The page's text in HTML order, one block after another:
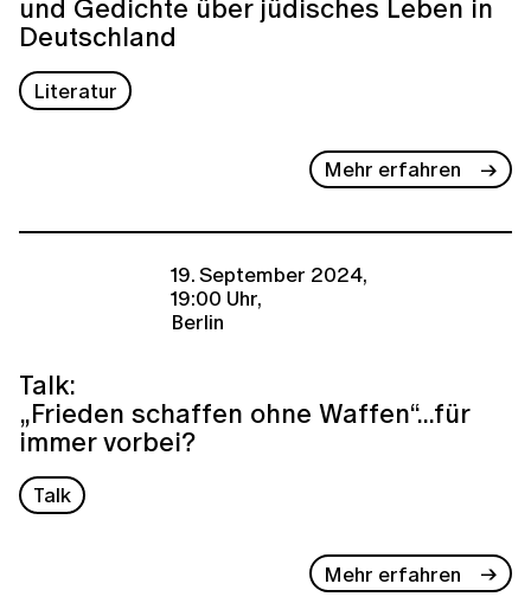
und Gedichte über jüdisches Leben in
Deutschland
Literatur
Mehr erfahren
19. September 2024,
19:00 Uhr,
Berlin
Talk:
„Frieden schaffen ohne Waffen“...für
immer vorbei?
Talk
Mehr erfahren